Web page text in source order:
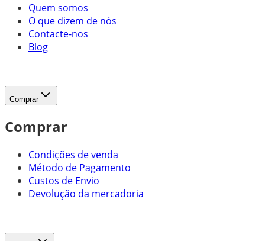
Quem somos
O que dizem de nós
Contacte-nos
Blog
Comprar
Comprar
Condições de venda
Método de Pagamento
Custos de Envio
Devolução da mercadoria